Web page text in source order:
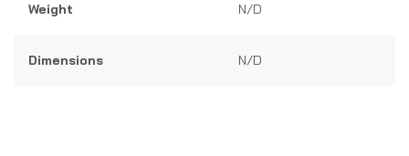
Weight N/D
Dimensions N/D